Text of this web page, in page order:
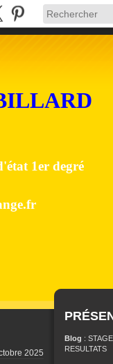
1er degré
2025
Blog :
RESULTATS